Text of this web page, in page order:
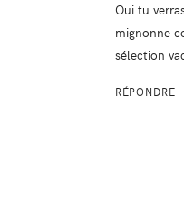
Oui tu
mignonne
sélection
RÉPONDRE